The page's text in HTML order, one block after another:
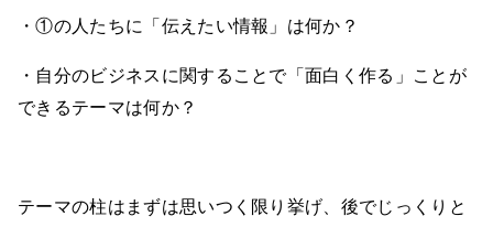
・①の人たちに「伝えたい情報」は何か？
・自分のビジネスに関することで「面白く作る」ことが
できるテーマは何か？
テーマの柱はまずは思いつく限り挙げ、後でじっくりと